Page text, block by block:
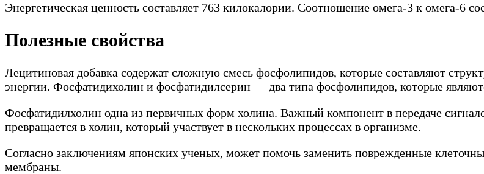
Энергетическая ценность составляет 763 килокалории. Соотношение омега-3 к омега-6
Полезные свойства
Лецитиновая добавка содержат сложную смесь фосфолипидов, которые составляют
энергии. Фосфатидихолин и фосфатидилсерин — два типа фосфолипидов, которые
Фосфатидилхолин одна из первичных форм холина. Важный компонент в передаче
превращается в холин, который участвует в нескольких процессах в организме.
Согласно заключениям японских ученых, может помочь заменить поврежденные
мембраны.